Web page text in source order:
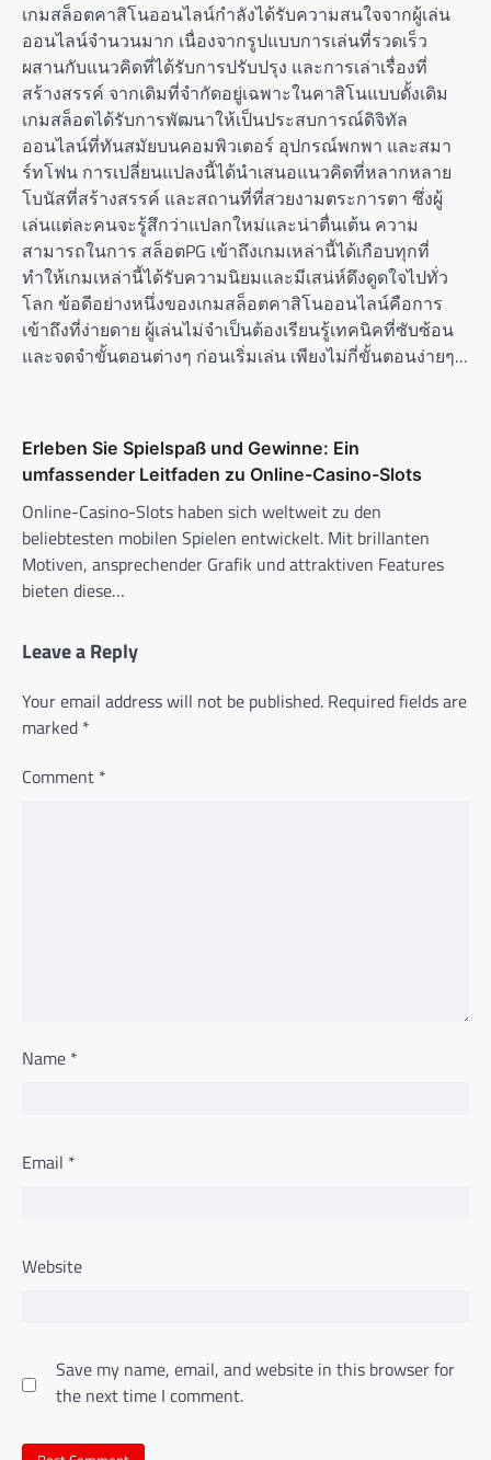
เกมสล็อตคาสิโนออนไลน์กำลังได้รับความสนใจจากผู้เล่น
ออนไลน์จำนวนมาก เนื่องจากรูปแบบการเล่นที่รวดเร็ว
ผสานกับแนวคิดที่ได้รับการปรับปรุง และการเล่าเรื่องที่
สร้างสรรค์ จากเดิมที่จำกัดอยู่เฉพาะในคาสิโนแบบดั้งเดิม
เกมสล็อตได้รับการพัฒนาให้เป็นประสบการณ์ดิจิทัล
ออนไลน์ที่ทันสมัยบนคอมพิวเตอร์ อุปกรณ์พกพา และสมา
ร์ทโฟน การเปลี่ยนแปลงนี้ได้นำเสนอแนวคิดที่หลากหลาย
โบนัสที่สร้างสรรค์ และสถานที่ที่สวยงามตระการตา ซึ่งผู้
เล่นแต่ละคนจะรู้สึกว่าแปลกใหม่และน่าตื่นเต้น ความ
สามารถในการ สล็อตPG เข้าถึงเกมเหล่านี้ได้เกือบทุกที่
ทำให้เกมเหล่านี้ได้รับความนิยมและมีเสน่ห์ดึงดูดใจไปทั่ว
โลก ข้อดีอย่างหนึ่งของเกมสล็อตคาสิโนออนไลน์คือการ
เข้าถึงที่ง่ายดาย ผู้เล่นไม่จำเป็นต้องเรียนรู้เทคนิคที่ซับซ้อน
และจดจำขั้นตอนต่างๆ ก่อนเริ่มเล่น เพียงไม่กี่ขั้นตอนง่ายๆ…
Erleben Sie Spielspaß und Gewinne: Ein
umfassender Leitfaden zu Online-Casino-Slots
Online-Casino-Slots haben sich weltweit zu den
beliebtesten mobilen Spielen entwickelt. Mit brillanten
Motiven, ansprechender Grafik und attraktiven Features
bieten diese…
Leave a Reply
Your email address will not be published. Required fields are
marked *
Comment *
Name *
Email *
Website
Save my name, email, and website in this browser for
the next time I comment.